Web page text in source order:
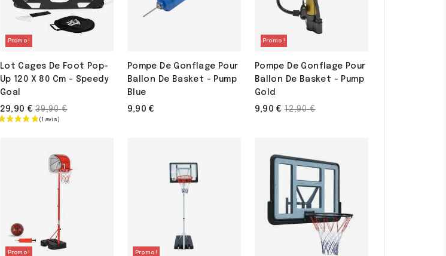
Promo !
Lot Cages De Foot Pop-
Up 120 X 80 Cm - Speedy
Goal
29,90 € Prix
de
39,90 €
Pompe De Gonflage Pour
Ballon De Basket - Pump
Blue
9,90 €
Promo !
Pompe De Gonflage Pour
Ballon De Basket - Pump
Gold
9,90 € Prix
12,90 €
Promo ! Promo !